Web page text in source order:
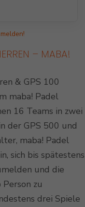
– MABA!
& GPS 100
maba! Padel
16 Teams in zwei
der GPS 500 und
maba! Padel
sich bis spätestens
und die
zu
drei Spiele